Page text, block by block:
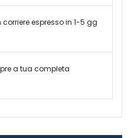
espresso in 1-5 gg
a tua completa